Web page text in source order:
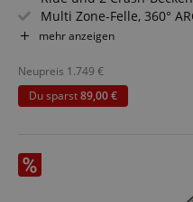
Multi Zone-Felle, 360°
Hi-Hat-Technologie
Hochmodernes
Engine und 75 Kits
8"/10" Dual-Zone Mesh
Zwei 12" Crash-Becken
mehr anzeigen
Neupreis 1.749 €
Du sparst89,00 €